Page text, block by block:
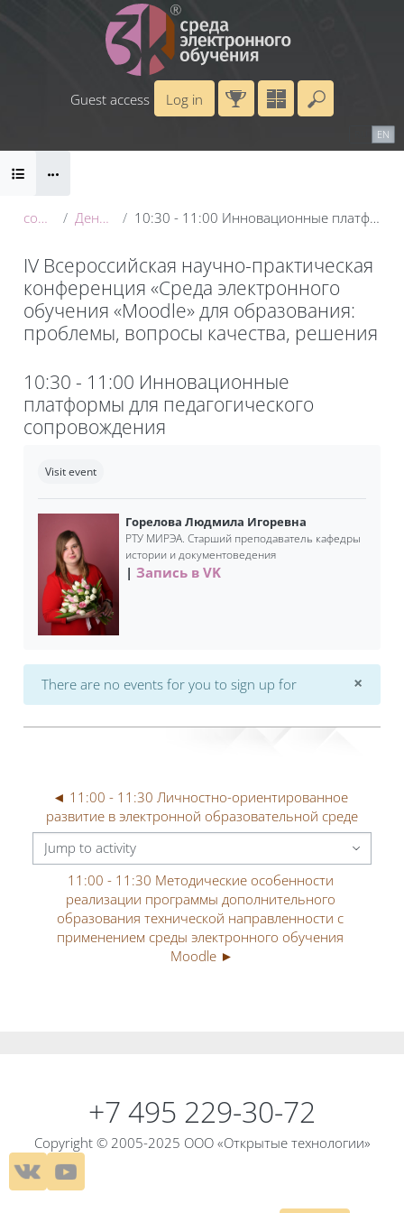
Skip to main content
Enter
Guest access
Log in
EN
Blocks
conf_2025 День 3: 22 мая 10:30 - 11:00 Инновационные платформы для педагогического сопровождения
IV Всероссийская научно-практическая
конференция «Среда электронного
обучения «Moodle» для образования:
проблемы, вопросы качества, решения
10:30 - 11:00 Инновационные
платформы для педагогического
сопровождения
Visit event
Горелова Людмила Игоревна
РТУ МИРЭА. Старший преподаватель кафедры
истории и документоведения
Запись в VK
There are no events for you to sign up for ×
◄ 11:00 - 11:30 Личностно-ориентированное
развитие в электронной образовательной среде
Jump to activity
11:00 - 11:30 Методические особенности
реализации программы дополнительного
образования технической направленности с
применением среды электронного обучения
Moodle ►
+7 495 229-30-72
Copyright © 2005-2025 ООО «Открытые технологии»